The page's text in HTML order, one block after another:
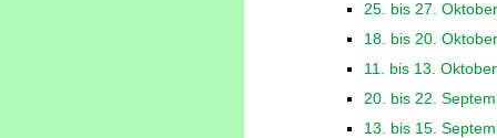
25. bis 27.
18. bis 20.
11. bis 13.
20. bis 22.
13. bis 15.